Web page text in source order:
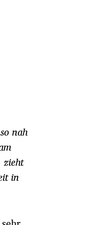
nah
zieht
in